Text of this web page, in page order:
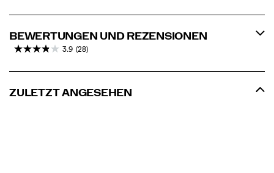
BEWERTUNGEN UND REZENSIONEN
3.9 (28)
ZULETZT ANGESEHEN